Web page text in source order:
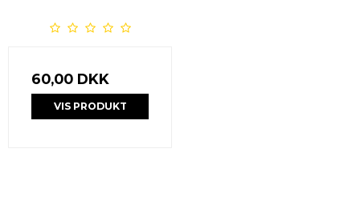
60,00 DKK
VIS PRODUKT